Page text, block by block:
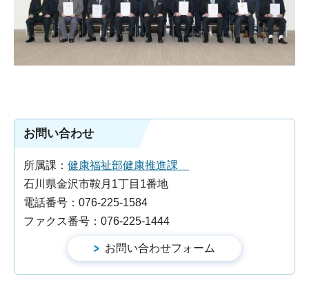
お問い合わせ
所属課： 健康福祉部健康推進課
石川県金沢市鞍月1丁目1番地
電話番号：076-225-1584
ファクス番号：076-225-1444